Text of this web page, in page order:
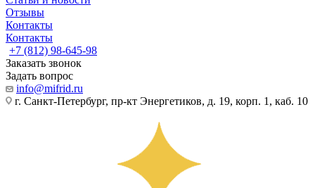
Отзывы
Контакты
Контакты
+7 (812) 98-645-98
Заказать звонок
Задать вопрос
info@mifrid.ru
г. Санкт-Петербург, пр-кт Энергетиков, д. 19, корп. 1, каб. 10